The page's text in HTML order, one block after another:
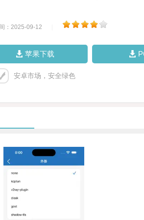
：2025-09-12
苹果下载
安卓市场，安全绿色